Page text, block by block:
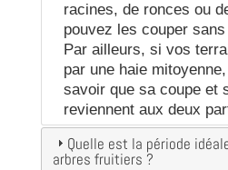
racines, de ronces ou
pouvez les couper
Par ailleurs, si vos
par une haie
savoir que sa coupe et
reviennent aux deux
Quelle est la période
arbres fruitiers ?